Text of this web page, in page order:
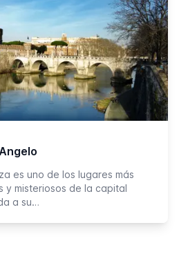
es uno de los lugares más
y misteriosos de la capital
a su…